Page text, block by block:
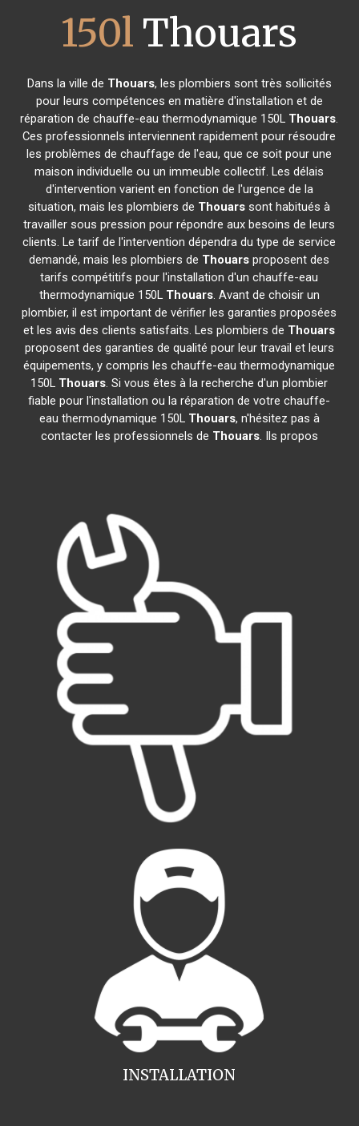
150l Thouars
Dans la ville de Thouars, les plombiers sont très sollicités
pour leurs compétences en matière d'installation et de
réparation de chauffe-eau thermodynamique 150L Thouars.
Ces professionnels interviennent rapidement pour résoudre
les problèmes de chauffage de l'eau, que ce soit pour une
maison individuelle ou un immeuble collectif. Les délais
d'intervention varient en fonction de l'urgence de la
situation, mais les plombiers de Thouars sont habitués à
travailler sous pression pour répondre aux besoins de leurs
clients. Le tarif de l'intervention dépendra du type de service
demandé, mais les plombiers de Thouars proposent des
tarifs compétitifs pour l'installation d'un chauffe-eau
thermodynamique 150L Thouars. Avant de choisir un
plombier, il est important de vérifier les garanties proposées
et les avis des clients satisfaits. Les plombiers de Thouars
proposent des garanties de qualité pour leur travail et leurs
équipements, y compris les chauffe-eau thermodynamique
150L Thouars. Si vous êtes à la recherche d'un plombier
fiable pour l'installation ou la réparation de votre chauffe-
eau thermodynamique 150L Thouars, n'hésitez pas à
contacter les professionnels de Thouars. Ils propos
INSTALLATION